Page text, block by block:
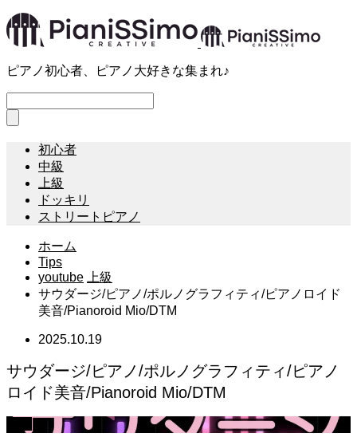
ピアノ初心者、ピアノ大好きな集まれ♪
初心者
中級
上級
ドッキリ
ストリートピアノ
ホーム
Tips
youtube
上級
サウダージ/ピアノ/ポルノグラフィティ/ピアノロイド
美音/Pianoroid Mio/DTM
2025.10.19
サウダージ/ピアノ/ポルノグラフィティ/ピアノ
ロイド美音/Pianoroid Mio/DTM